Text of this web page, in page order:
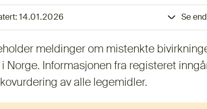
14.01.2026 Se
meldinger om mistenkte
Norge. Informasjonen fra registeret
av alle legemidler.